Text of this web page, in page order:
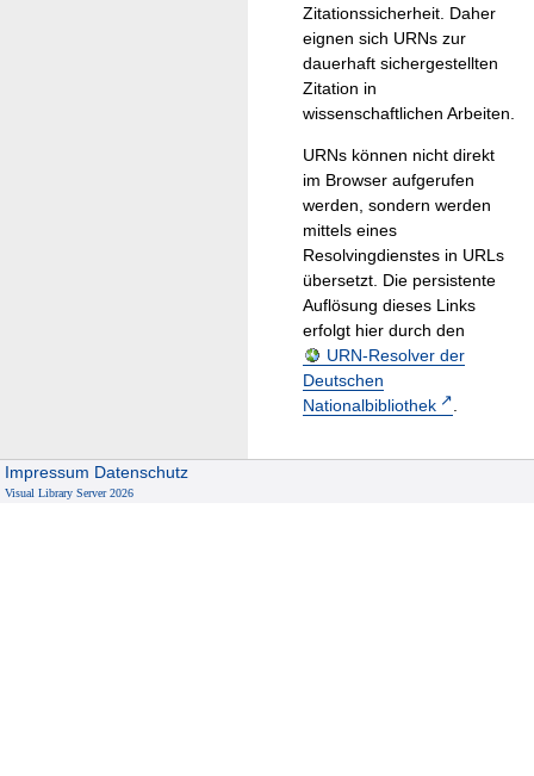
Zitationssicherheit. Daher
eignen sich URNs zur
dauerhaft sichergestellten
Zitation in
wissenschaftlichen Arbeiten.
URNs können nicht direkt
im Browser aufgerufen
werden, sondern werden
mittels eines
Resolvingdienstes in URLs
übersetzt. Die persistente
Auflösung dieses Links
erfolgt hier durch den
URN-Resolver der
Deutschen
Nationalbibliothek
.
Impressum Datenschutz
Visual Library Server 2026